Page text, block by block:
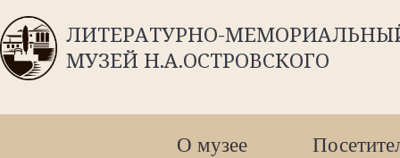
ЛИТЕРАТУРНО-
МУЗЕЙ Н.А.ОСТРОВСКОГО
О музее